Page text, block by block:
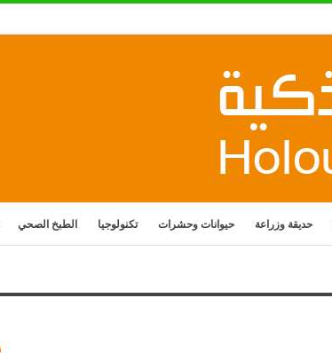
حديقة وزراعة حيوانات وحشرات تكنولوجيا الطبخ الصحي